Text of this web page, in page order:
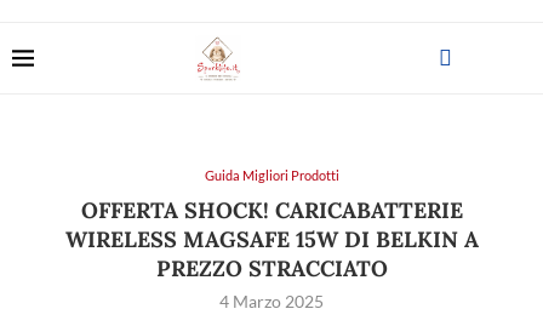
Guida Migliori Prodotti
OFFERTA SHOCK! CARICABATTERIE
WIRELESS MAGSAFE 15W DI BELKIN A
PREZZO STRACCIATO
4 Marzo 2025